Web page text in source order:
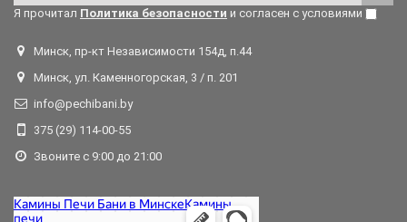
Я прочитал Политика безопасности и согласен с условиями
Минск, пр-кт Независимости 154д, п.44
Минск, ул. Каменногорская, 3 / п. 201
info@pechibani.by
375 (29) 114-00-55
Звоните с 9:00 до 21:00